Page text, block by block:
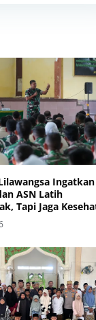
Ingatkan
ASN Latih
Tapi Jaga
Pelanggaran